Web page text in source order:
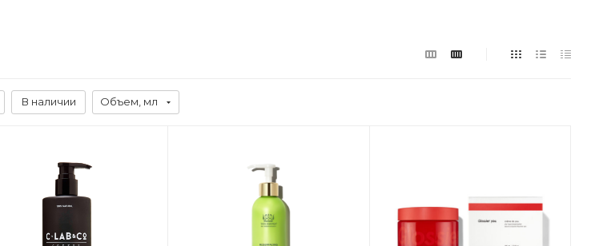
В наличии Объем, мл